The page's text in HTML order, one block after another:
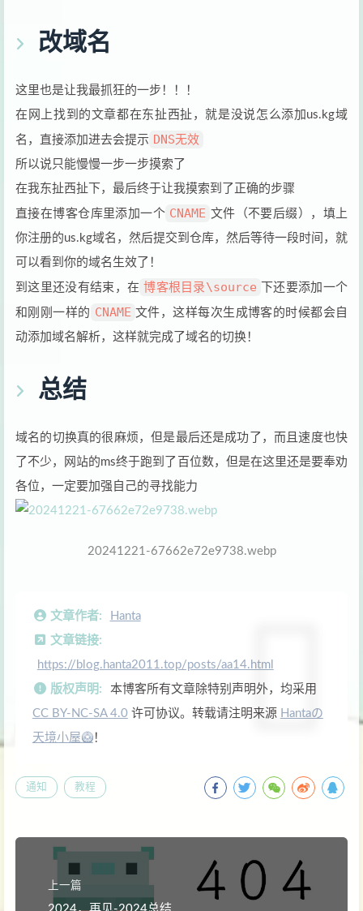
改域名
这里也是让我最抓狂的一步！！！
在网上找到的文章都在东扯西扯，就是没说怎么添加us.kg域
名，直接添加进去会提示 DNS无效
所以说只能慢慢一步一步摸索了
在我东扯西扯下，最后终于让我摸索到了正确的步骤
直接在博客仓库里添加一个 CNAME 文件（不要后缀），填上
你注册的us.kg域名，然后提交到仓库，然后等待一段时间，就
可以看到你的域名生效了！
到这里还没有结束，在 博客根目录\source 下还要添加一个
和刚刚一样的 CNAME 文件，这样每次生成博客的时候都会自
动添加域名解析，这样就完成了域名的切换！
总结
域名的切换真的很麻烦，但是最后还是成功了，而且速度也快
了不少，网站的ms终于跑到了百位数，但是在这里还是要奉劝
各位，一定要加强自己的寻找能力
20241221-67662e72e9738.webp
文章作者:
Hanta
文章链接:
https://blog.hanta2011.top/posts/aa14.html
版权声明:
本博客所有文章除特别声明外，均采用
CC BY-NC-SA 4.0许可协议。转载请注明来源 Hantaの
天境小屋🥝！
通知 教程
上一篇
2024，再见-2024总结